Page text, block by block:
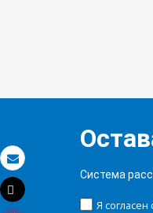
Электронная почта
Распечатать
Tweet
Система
Я